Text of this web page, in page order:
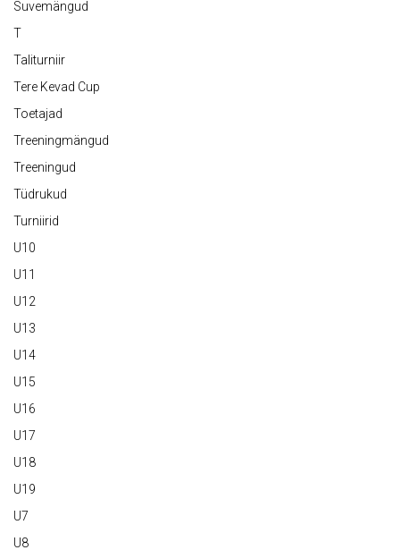
Suvemängud
T
Taliturniir
Tere Kevad Cup
Toetajad
Treeningmängud
Treeningud
Tüdrukud
Turniirid
U10
U11
U12
U13
U14
U15
U16
U17
U18
U19
U7
U8